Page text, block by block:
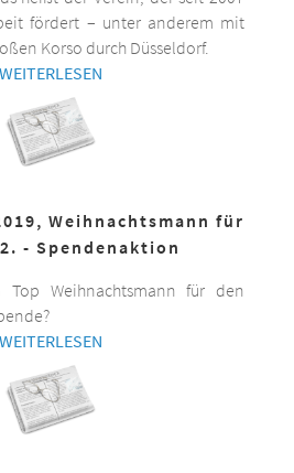
fördert – unter anderem mit
Korso durch Düsseldorf.
WEITERLESEN
Weihnachtsmann für
- Spendenaktion
Weihnachtsmann für den
WEITERLESEN